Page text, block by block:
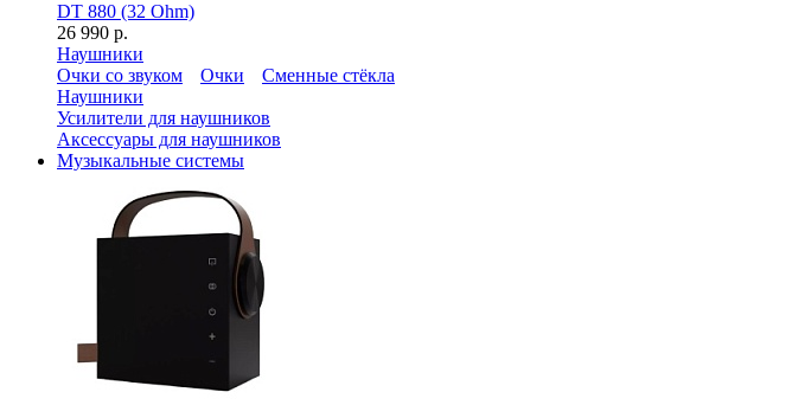
DT 880 (32 Ohm)
26 990 р.
Наушники
Очки со звуком
Очки
Сменные стёкла
Наушники
Усилители для наушников
Аксессуары для наушников
Музыкальные системы